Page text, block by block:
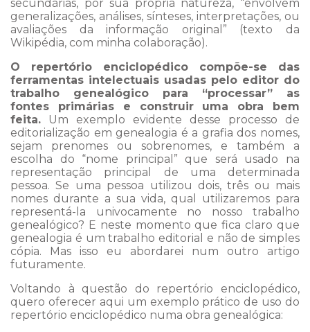
secundárias, por sua própria natureza, “envolvem
generalizações, análises, sínteses, interpretações, ou
avaliações da informação original” (texto da
Wikipédia, com minha colaboração).
O repertório enciclopédico compõe-se das
ferramentas intelectuais usadas pelo editor do
trabalho genealógico para “processar” as
fontes primárias e construir uma obra bem
feita. Um exemplo evidente desse processo de
editorialização em genealogia é a grafia dos nomes,
sejam prenomes ou sobrenomes, e também a
escolha do “nome principal” que será usado na
representação principal de uma determinada
pessoa. Se uma pessoa utilizou dois, três ou mais
nomes durante a sua vida, qual utilizaremos para
representá-la univocamente no nosso trabalho
genealógico? E neste momento que fica claro que
genealogia é um trabalho editorial e não de simples
cópia. Mas isso eu abordarei num outro artigo
futuramente.
Voltando à questão do repertório enciclopédico,
quero oferecer aqui um exemplo prático de uso do
repertório enciclopédico numa obra genealógica: